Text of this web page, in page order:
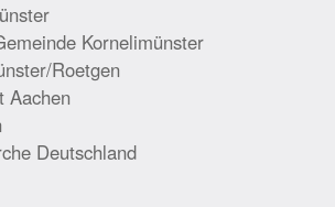
Kornelimünster
Roetgen
Aachen
Deutschland